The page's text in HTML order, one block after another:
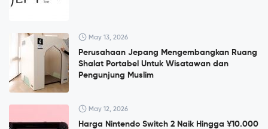
May 13, 2026
Perusahaan Jepang Mengembangkan Ruang
Shalat Portabel Untuk Wisatawan dan
Pengunjung Muslim
May 12, 2026
Harga Nintendo Switch 2 Naik Hingga ¥10.000